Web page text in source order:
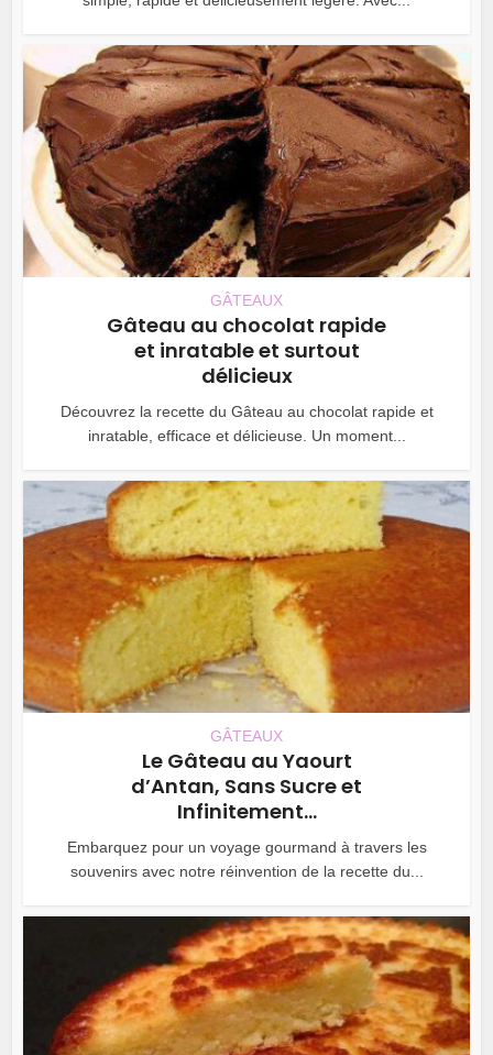
GÂTEAUX
Gâteau au chocolat rapide
et inratable et surtout
délicieux
Découvrez la recette du Gâteau au chocolat rapide et
inratable, efficace et délicieuse. Un moment...
GÂTEAUX
Le Gâteau au Yaourt
d’Antan, Sans Sucre et
Infinitement...
Embarquez pour un voyage gourmand à travers les
souvenirs avec notre réinvention de la recette du...